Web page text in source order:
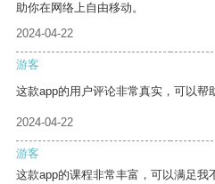
助你在网络上自由移动。
2024-04-22
游客
这款app的用户评论非常真实，可以帮
2024-04-22
游客
这款app的课程非常丰富，可以满足我